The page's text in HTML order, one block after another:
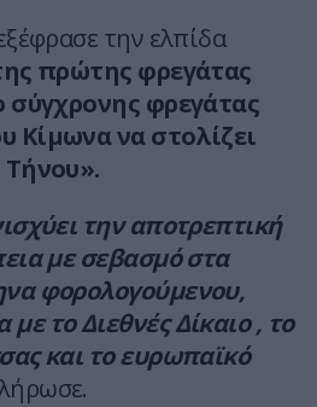
την ελπίδα
πρώτης φρεγάτας
φρεγάτας
Κίμωνα να στολίζει
Τήνου».
την αποτρεπτική
με σεβασμό στα
φορολογούμενου,
το Διεθνές Δίκαιο , το
και το ευρωπαϊκό